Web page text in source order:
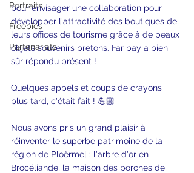
Portraits
Freebies
Partenariats
pour envisager une collaboration pour
développer l'attractivité des boutiques de
leurs offices de tourisme grâce à de beaux
objets souvenirs bretons. Far bay a bien
sûr répondu présent !
Quelques appels et coups de crayons
plus tard, c'était fait ! 💪🏼
Nous avons pris un grand plaisir à
réinventer le superbe patrimoine de la
région de Ploërmel : l'arbre d'or en
Brocéliande, la maison des porches de